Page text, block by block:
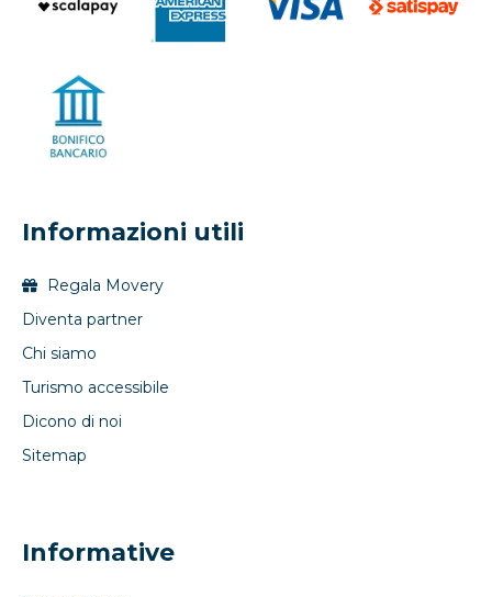
Informazioni utili
Regala Movery
Diventa partner
Chi siamo
Turismo accessibile
Dicono di noi
Sitemap
Informative